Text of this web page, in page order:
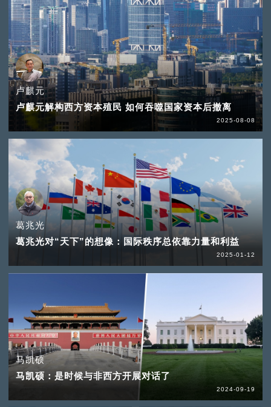
卢麒元
卢麒元解构西方资本殖民 如何吞噬国家资本后撤离
2025-08-08
葛兆光
葛兆光对“天下”的想像：国际秩序总依靠力量和利益
2025-01-12
马凯硕
马凯硕：是时候与非西方开展对话了
2024-09-19